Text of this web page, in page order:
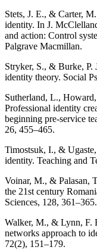
Stets, J. E., & Carter,
identity. In J.
and action: Control
Palgrave Macmillan.
Stryker, S., & Burke, P.
identity theory. Social
Sutherland, L.,
Professional identity
beginning pre-service
26, 455–465.
Timostsuk, I., &
identity. Teaching and
Voinar, M., & Palasan,
the 21st century
Sciences, 128, 361–365.
Walker, M., & Lynn, F.
networks approach to
72(2), 151–179.